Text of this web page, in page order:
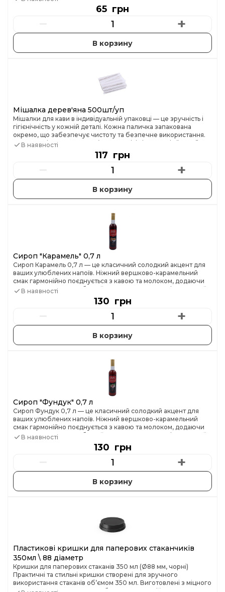
65 грн
+
Мішалка дерев'яна 500шт/уп
Мішалки для кави в індивідуальній упаковці — це зручність і
гігієнічність у кожній деталі. Кожна паличка запакована
окремо, що забезпечує чистоту та безпечне використання.
Ідеально підходять для кавʼярень, офісів і форматів “to go”, де
важливі комфорт і турбота про клієнта ☕✨
В наявності
117 грн
+
Сироп "Карамель" 0,7 л
Сироп Карамель 0,7 л — це класичний солодкий акцент для
ваших улюблених напоїв. Ніжний вершково-карамельний
смак гармонійно поєднується з кавою та молоком, додаючи
лате чи капучино глибини й приємної солодкості. Ідеальний
вибір для кавʼярень і для тих, хто любить створювати ароматні
В наявності
130 грн
+
Сироп "Фундук" 0,7 л
Сироп Фундук 0,7 л — це класичний солодкий акцент для
ваших улюблених напоїв. Ніжний вершково-карамельний
смак гармонійно поєднується з кавою та молоком, додаючи
лате чи капучино глибини й приємної солодкості. Ідеальний
вибір для кавʼярень і для тих, хто любить створювати ароматні
В наявності
130 грн
+
Пластикові кришки для паперових стаканчиків
350мл \ 88 діаметр
Кришки для паперових стаканів 350 мл (Ø88 мм, чорні)
Практичні та стильні кришки створені для зручного
використання стаканів об’ємом 350 мл. Виготовлені з міцного